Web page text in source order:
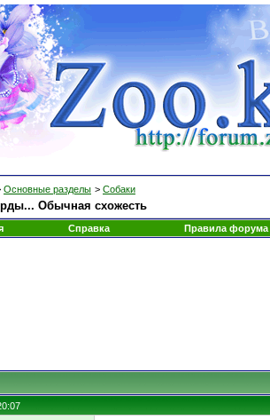
Основные разделы > Собаки
Обычная схожесть
Справка Правила форума